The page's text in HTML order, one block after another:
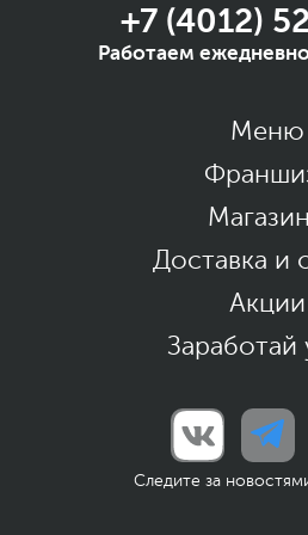
+7 (4012)
Работаем
Меню
Доставка и
Акции
Заработай
Следите за